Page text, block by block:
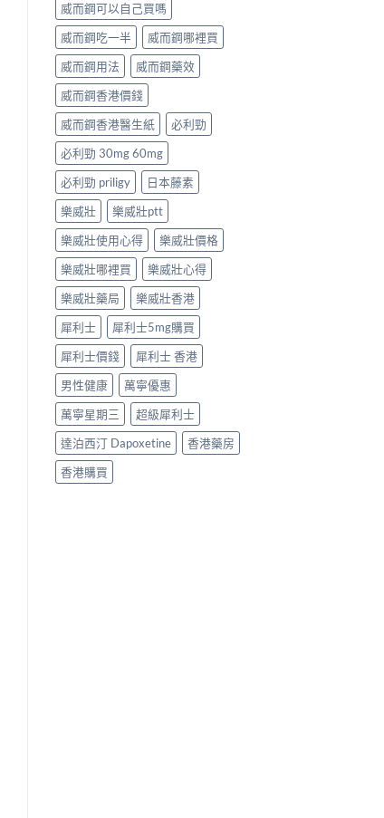
威而鋼可以自己買嗎
威而鋼吃一半
威而鋼哪裡買
威而鋼用法
威而鋼藥效
威而鋼香港價錢
威而鋼香港醫生紙
必利勁
必利勁 30mg 60mg
必利勁 priligy
日本藤素
樂威壯
樂威壯ptt
樂威壯使用心得
樂威壯價格
樂威壯哪裡買
樂威壯心得
樂威壯藥局
樂威壯香港
犀利士
犀利士5mg購買
犀利士價錢
犀利士 香港
男性健康
萬寧優惠
萬寧星期三
超級犀利士
達泊西汀 Dapoxetine
香港藥房
香港購買